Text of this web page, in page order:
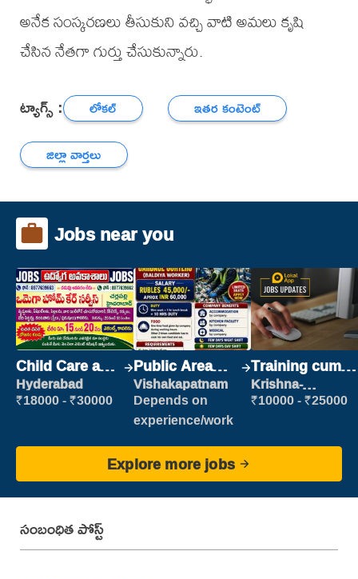
అనేక సంస్కరణలు తీసుకుని వచ్చి వాటి అమలు కృషి
చేసిన నేతగా గుర్తు చేసుకున్నారు.
ట్యాగ్స్ : లోకల్
ఇతర కంటెంట్
జిల్లా వార్తలు
Jobs near you
Child Care and
Patient care
Hyderabad
₹18000 - ₹30000
Public Area
Cleaner
Vishakapatnam
Depends on
experience/work
Training cum
Placement
Krishna-
vijayawada
₹10000 - ₹25000
Explore more jobs
సంబంధిత పోస్ట్